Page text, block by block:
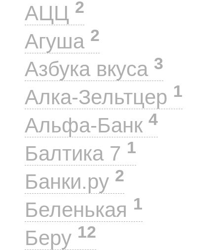
АЦЦ 2
Агуша 2
Азбука вкуса 3
Алка-Зельтцер 1
Альфа-Банк 4
Балтика 7 1
Банки.ру 2
Беленькая 1
Беру 12